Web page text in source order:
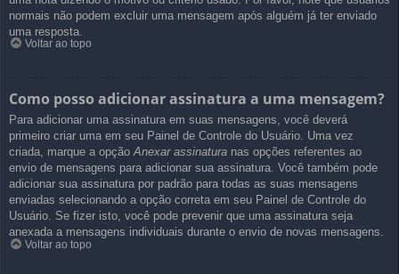
normais não podem excluir uma mensagem após alguém já ter enviado
uma resposta.
Voltar ao topo
Como posso adicionar assinatura a uma mensagem?
Para adicionar uma assinatura em suas mensagens, você deverá
primeiro criar uma em seu Painel de Controle do Usuário. Uma vez
criada, marque a opçãoAnexar assinatura nas opções referentes ao
envio de mensagens para adicionar sua assinatura. Você também pode
adicionar sua assinatura por padrão para todas as suas mensagens
enviadas selecionando a opção correta em seu Painel de Controle do
Usuário. Se fizer isto, você pode prevenir que uma assinatura seja
anexada a mensagens individuais durante o envio de novas mensagens.
Voltar ao topo